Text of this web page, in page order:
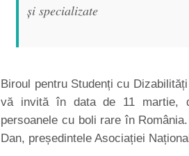
și specializate
Biroul pentru Studenți cu
vă invită în data de 11 martie,
persoanele cu boli rare în
Dan, președintele Asociației